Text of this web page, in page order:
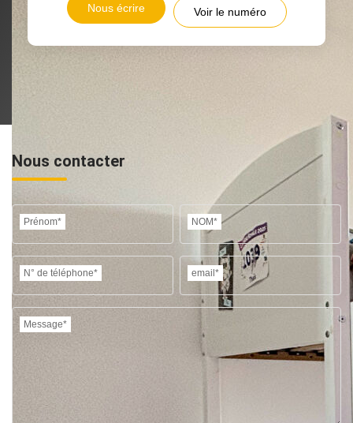
Nous écrire Voir le numéro
Nous contacter
Prénom* NOM*
N° de téléphone* email*
Message*